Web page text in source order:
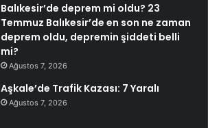
Balıkesir’de deprem mi oldu? 23
Temmuz Balıkesir’de en son ne zaman
deprem oldu, depremin şiddeti belli
mi?
Ağustos 7, 2026
Aşkale’de Trafik Kazası: 7 Yaralı
Ağustos 7, 2026